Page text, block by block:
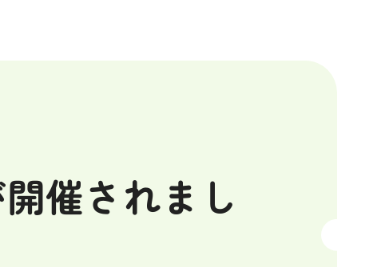
催されまし